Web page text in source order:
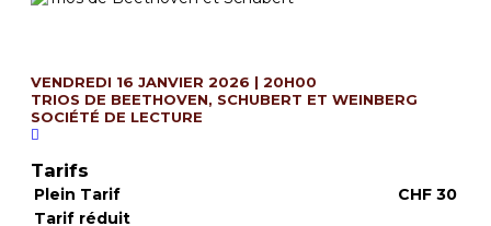
VENDREDI 16 JANVIER 2026 | 20H00
TRIOS DE BEETHOVEN, SCHUBERT ET WEINBERG
SOCIÉTÉ DE LECTURE
Tarifs
Plein Tarif
CHF 30
Tarif réduit